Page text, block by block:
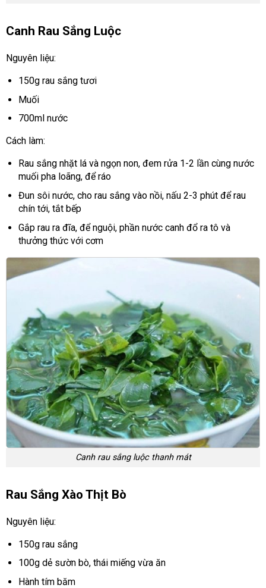
Canh Rau Sắng Luộc
Nguyên liệu:
150g rau sắng tươi
Muối
700ml nước
Cách làm:
Rau sắng nhặt lá và ngọn non, đem rửa 1-2 lần cùng nước
muối pha loãng, để ráo
Đun sôi nước, cho rau sắng vào nồi, nấu 2-3 phút để rau
chín tới, tắt bếp
Gắp rau ra đĩa, để nguội, phần nước canh đổ ra tô và
thưởng thức với cơm
Canh rau sắng luộc thanh mát
Rau Sắng Xào Thịt Bò
Nguyên liệu:
150g rau sắng
100g dẻ sườn bò, thái miếng vừa ăn
Hành tím băm